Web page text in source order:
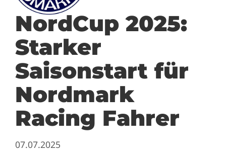
NordCup 2025:
Starker
Saisonstart für
Nordmark
Racing Fahrer
07.07.2025